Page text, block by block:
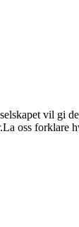
vil gi
oss forklare